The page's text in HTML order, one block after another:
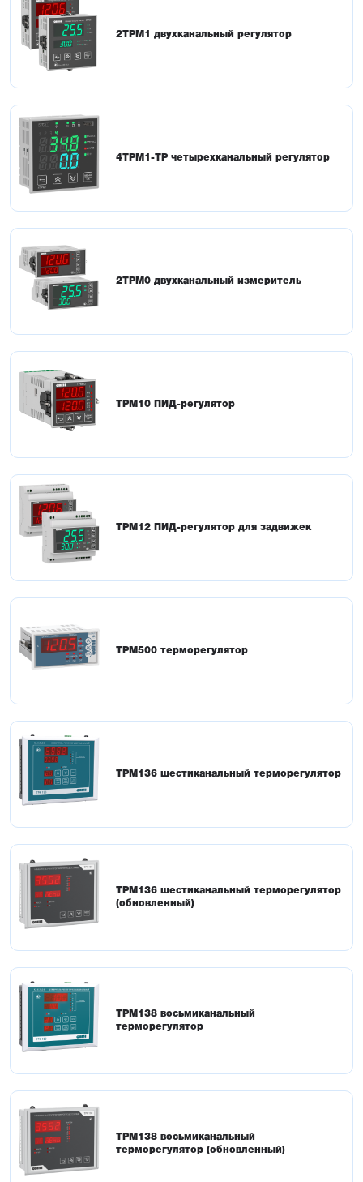
2ТРМ1 двухканальный регулятор
4ТРМ1-ТР четырехканальный регулятор
2ТРМ0 двухканальный измеритель
ТРМ10 ПИД-регулятор
ТРМ12 ПИД-регулятор для задвижек
ТРМ500 терморегулятор
ТРМ136 шестиканальный терморегулятор
ТРМ136 шестиканальный терморегулятор
(обновленный)
ТРМ138 восьмиканальный
терморегулятор
ТРМ138 восьмиканальный
терморегулятор (обновленный)